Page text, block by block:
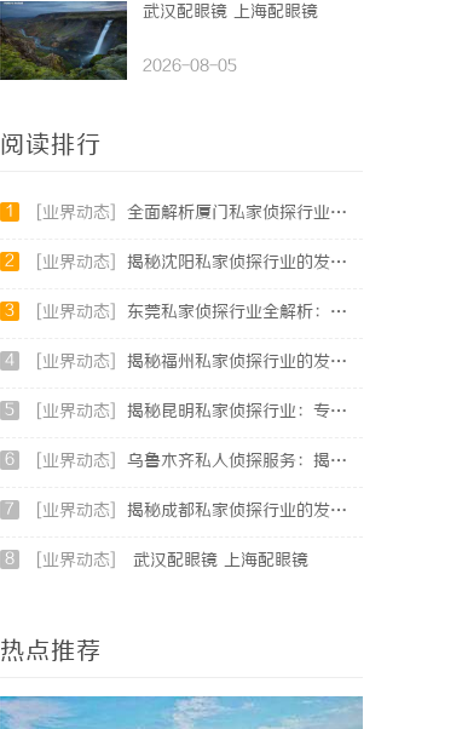
武汉配眼镜 上海配眼镜
2026-08-05
阅读排行
1 [业界动态] 全面解析厦门私家侦探行业的现状与发展趋势
2 [业界动态] 揭秘沈阳私家侦探行业的发展与应用：专业侦探服务的全方位解析
3 [业界动态] 东莞私家侦探行业全解析：服务内容与法律边界详解
4 [业界动态] 揭秘福州私家侦探行业的发展与实际应用全解析
5 [业界动态] 揭秘昆明私家侦探行业：专业服务与实际案例分析
6 [业界动态] 乌鲁木齐私人侦探服务：揭秘专业调查背后的故事与应用
7 [业界动态] 揭秘成都私家侦探行业的发展与应用前景分析
8 [业界动态] 武汉配眼镜 上海配眼镜
热点推荐